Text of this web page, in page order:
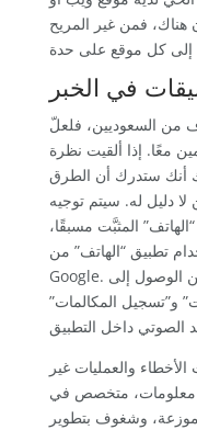
هناك، فمن غير المريح
في الخبر
من السعوديين، فلعلّ
معًا. إذا ألقيت نظرة
أنك ستدرك أن الطرق
دليل له. سيتم توجيه
المثبَّت مسبقًا،
تطبيق “الهاتف” من
Google. عند تنزيل تطبيق “الهاتف”، لن تتمكن من الوصول إلى
و”تسجيل المكالمات”
والعمليات غير
معلومات، متخصص في
وشغوف بتطوير